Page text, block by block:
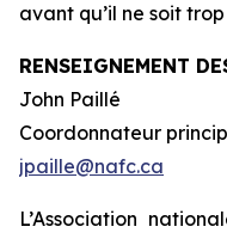
avant qu’il ne soit
RENSEIGNEMENT
John Paillé
Coordonnateur
jpaille@nafc.ca
L’Association